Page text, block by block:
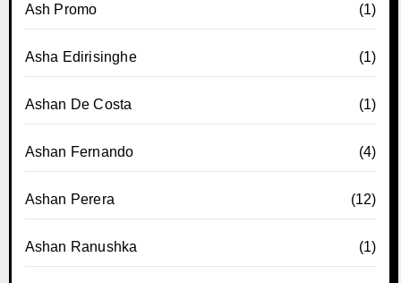
Ash Promo (1)
Asha Edirisinghe (1)
Ashan De Costa (1)
Ashan Fernando (4)
Ashan Perera (12)
Ashan Ranushka (1)